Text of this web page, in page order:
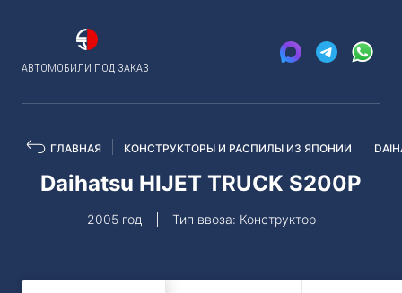
АВТОМОБИЛИ ПОД ЗАКАЗ
ГЛАВНАЯ КОНСТРУКТОРЫ И РАСПИЛЫ ИЗ ЯПОНИИ
Daihatsu HIJET TRUCK S200P
2005 год Тип ввоза: Конструктор